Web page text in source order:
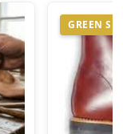
GREEN